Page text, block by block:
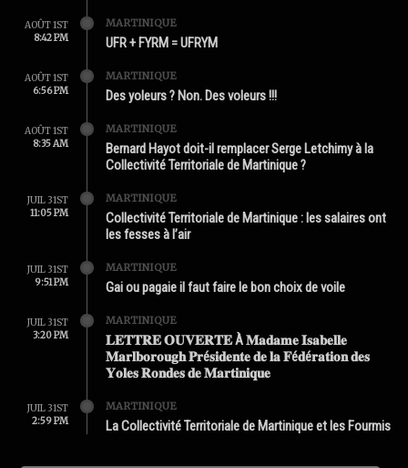
AOÛT 1ST
8:42 PM
MARTINIQUE
UFR + FYRM = UFRYM
AOÛT 1ST
6:56 PM
MARTINIQUE
Des yoleurs ? Non. Des voleurs !!!
AOÛT 1ST
8:35 AM
MARTINIQUE
Bernard Hayot doit-il remplacer Serge Letchimy à la
Collectivité Territoriale de Martinique ?
JUIL 31ST
11:05 PM
MARTINIQUE
Collectivité Territoriale de Martinique : les salaires ont
les fesses à l’air
JUIL 31ST
9:51 PM
MARTINIQUE
Gai ou pagaie il faut faire le bon choix de voile
JUIL 31ST
3:20 PM
MARTINIQUE
𝐋𝐄𝐓𝐓𝐑𝐄 𝐎𝐔𝐕𝐄𝐑𝐓𝐄 À 𝐌𝐚𝐝𝐚𝐦𝐞 𝐈𝐬𝐚𝐛𝐞𝐥𝐥𝐞
𝐌𝐚𝐫𝐥𝐛𝐨𝐫𝐨𝐮𝐠𝐡 𝐏𝐫é𝐬𝐢𝐝𝐞𝐧𝐭𝐞 𝐝𝐞 𝐥𝐚 𝐅é𝐝é𝐫𝐚𝐭𝐢𝐨𝐧 𝐝𝐞𝐬
𝐘𝐨𝐥𝐞𝐬 𝐑𝐨𝐧𝐝𝐞𝐬 𝐝𝐞 𝐌𝐚𝐫𝐭𝐢𝐧𝐢𝐪𝐮𝐞
JUIL 31ST
2:59 PM
MARTINIQUE
La Collectivité Territoriale de Martinique et les Fourmis